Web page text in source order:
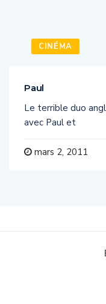
CINÉMA
Paul
Le terrible duo
avec Paul et
mars 2, 2011